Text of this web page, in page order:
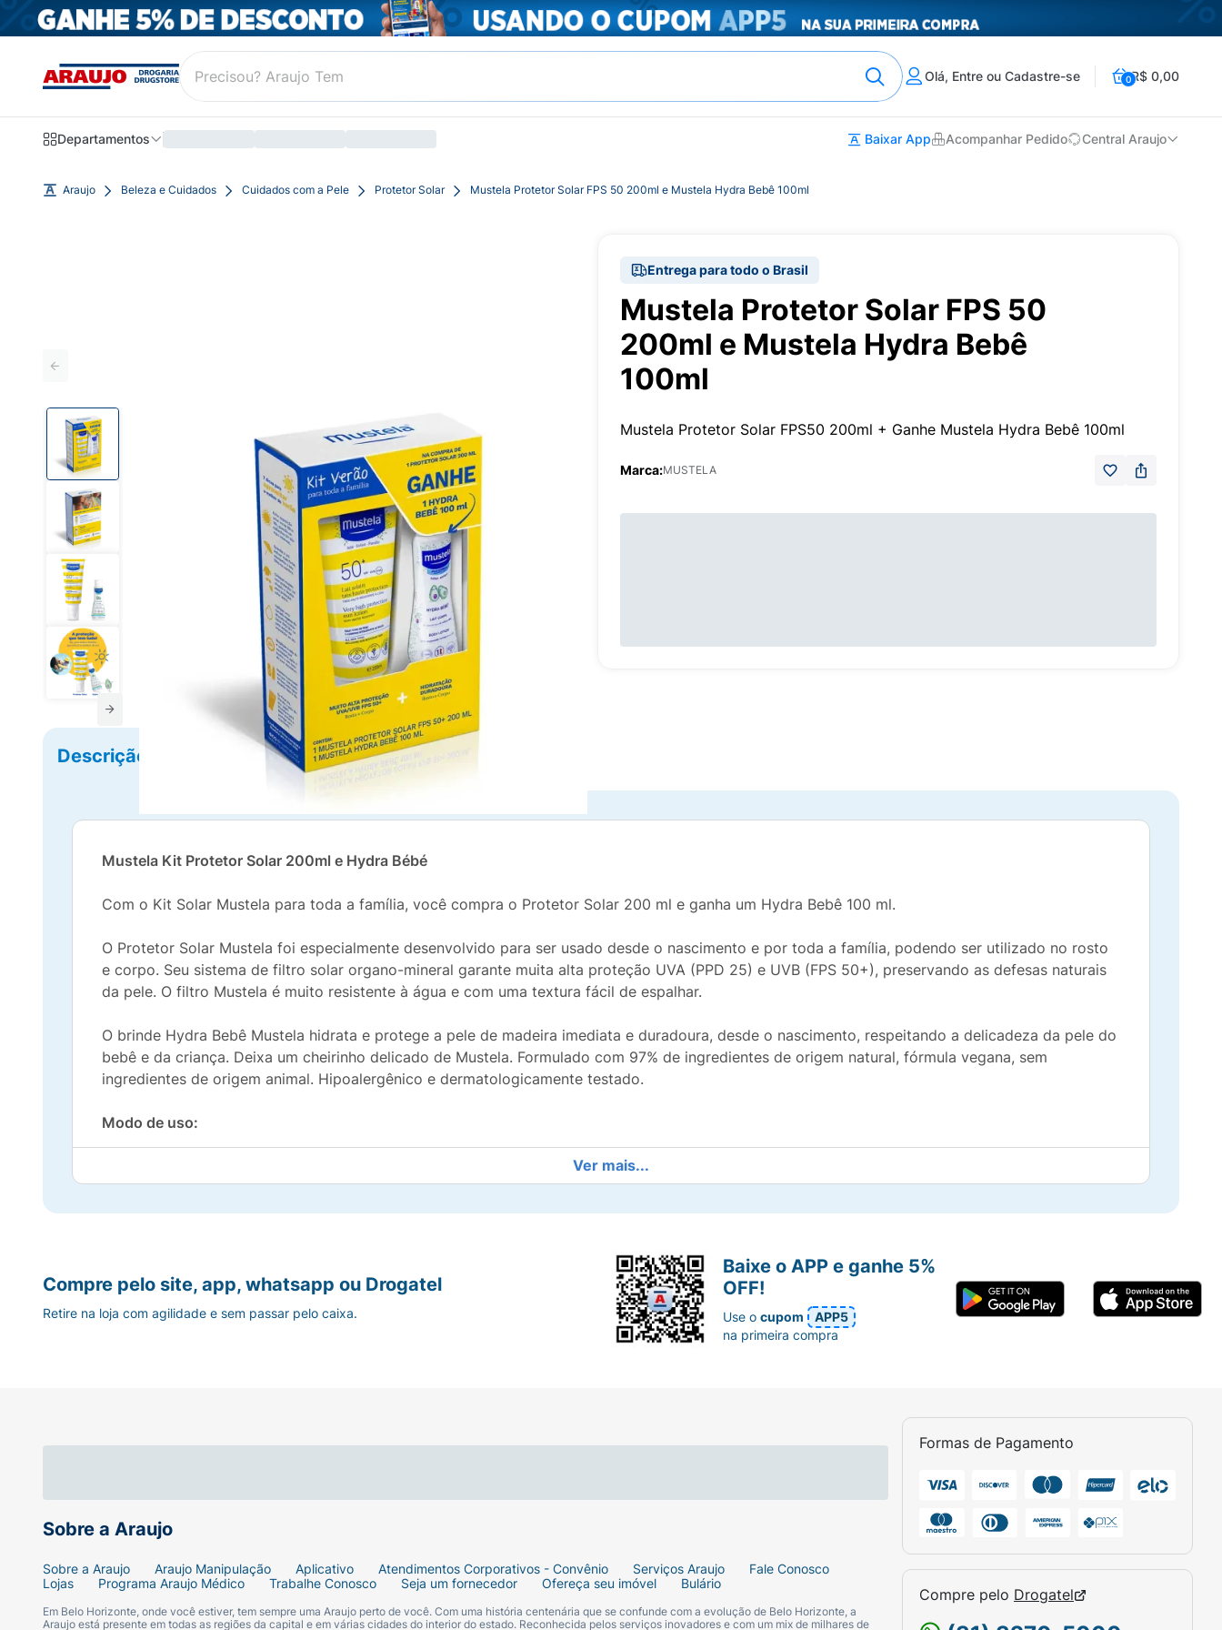
Olá, Entre ou Cadastre-se 0R$ 0,00
Departamentos Baixar App Acompanhar Pedido Central Araujo
Araujo Beleza e Cuidados Cuidados com a Pele Protetor Solar Mustela Protetor Solar FPS 50 200ml e Mustela Hydra Bebê 100ml
Entrega para todo o Brasil
Mustela Protetor Solar FPS 50
200ml e Mustela Hydra Bebê
100ml
Mustela Protetor Solar FPS50 200ml + Ganhe Mustela Hydra Bebê 100ml
Marca:MUSTELA
Descrição Ficha Técnica
Mustela Kit Protetor Solar 200ml e Hydra Bébé
Com o Kit Solar Mustela para toda a família, você compra o Protetor Solar 200 ml e ganha um Hydra Bebê 100 ml.
O Protetor Solar Mustela foi especialmente desenvolvido para ser usado desde o nascimento e por toda a família, podendo ser utilizado no rosto
e corpo. Seu sistema de filtro solar organo-mineral garante muita alta proteção UVA (PPD 25) e UVB (FPS 50+), preservando as defesas naturais
da pele. O filtro Mustela é muito resistente à água e com uma textura fácil de espalhar.
O brinde Hydra Bebê Mustela hidrata e protege a pele de madeira imediata e duradoura, desde o nascimento, respeitando a delicadeza da pele do
bebê e da criança. Deixa um cheirinho delicado de Mustela. Formulado com 97% de ingredientes de origem natural, fórmula vegana, sem
ingredientes de origem animal. Hipoalergênico e dermatologicamente testado.
Modo de uso:
Protetor Solar Alta Proteção FPS 50+ 200 ml: Passe generosamente na pele seca antes da exposição ao sol, no rosto e no corpo. Não se esqueça
de passar nas orelhas, na parte superior dos pés e atrás dos joelhos das crianças. Reaplique a cada duas horas e sempre após entrar na água ou
suar bastante.
Hydra Bebê Hidratante Corporal com Abacate Orgânico 100 ml: aplique suavemente em todo o corpo do bebê. Repita este cuidado diariamente
para uma pele macia e saudável.
Ver mais...
Sobre a Araujo
Sobre a Araujo Araujo Manipulação Aplicativo Atendimentos Corporativos - Convênio Serviços Araujo
Fale Conosco
Lojas
Programa Araujo Médico Trabalhe Conosco Seja um fornecedor Ofereça seu imóvel Bulário
Em Belo Horizonte, onde você estiver, tem sempre uma Araujo perto de você. Com uma história centenária que se confunde com a evolução de Belo Horizonte, a
Araujo está presente em todas as regiões da capital e em várias cidades do interior do estado. Reconhecida pelos serviços inovadores e com um mix de milhares de
Formas de Pagamento
Compre pelo Drogatel
Compre pelo site, app, whatsapp ou Drogatel
Retire na loja com agilidade e sem passar pelo caixa.
Baixe o APP e ganhe 5%
OFF!
Use ocupom
APP5
na primeira compra